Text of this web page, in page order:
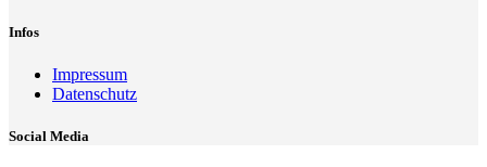
Infos
Impressum
Datenschutz
Social Media